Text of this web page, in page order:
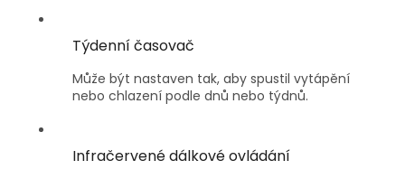
Týdenní časovač
Může být nastaven tak, aby spustil vytápění
nebo chlazení podle dnů nebo týdnů.
Infračervené dálkové ovládání